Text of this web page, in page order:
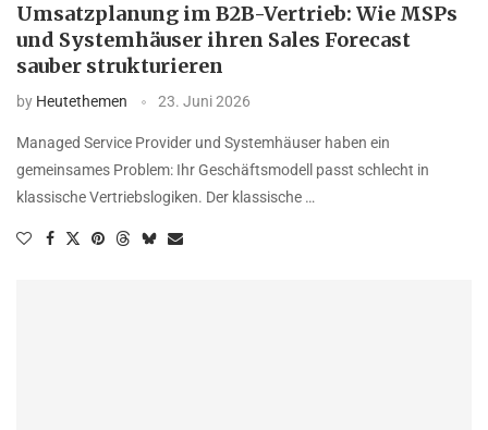
Umsatzplanung im B2B-Vertrieb: Wie MSPs
und Systemhäuser ihren Sales Forecast
sauber strukturieren
by Heutethemen 23. Juni 2026
Managed Service Provider und Systemhäuser haben ein
gemeinsames Problem: Ihr Geschäftsmodell passt schlecht in
klassische Vertriebslogiken. Der klassische …